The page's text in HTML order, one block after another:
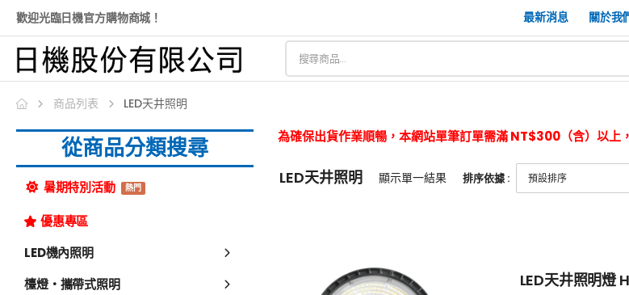
歡迎光臨日機官方購物商城！ 最新消息 關於我
商品列表 LED天井照明
從商品分類搜尋
暑期特別活動 熱門
優惠專區
LED機內照明
檯燈・攜帶式照明
為確保出貨作業順暢，本網站單筆訂單需滿 NT$300（含）以上
LED天井照明 顯示單一結果 排序依據 :
LED天井照明燈